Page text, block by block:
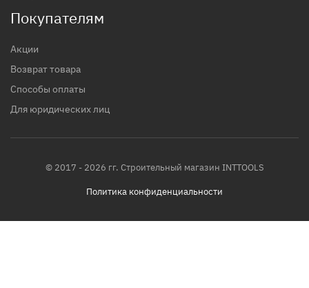
Покупателям
Акции
Возврат товара
Способы оплаты
Для юридических лиц
© 2017 - 2026 гг. Строительный магазин INTTOOLS
Политика конфиденциальности